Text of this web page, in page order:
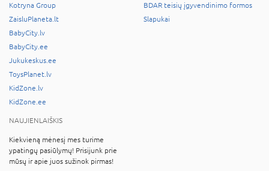
Kotryna Group
ZaisluPlaneta.lt
BabyCity.lv
BabyCity.ee
Jukukeskus.ee
ToysPlanet.lv
KidZone.lv
KidZone.ee
BDAR teisių įgyvendinimo formos
Slapukai
NAUJIENLAIŠKIS
Kiekvieną mėnesį mes turime
ypatingų pasiūlymų! Prisijunk prie
mūsų ir apie juos sužinok pirmas!